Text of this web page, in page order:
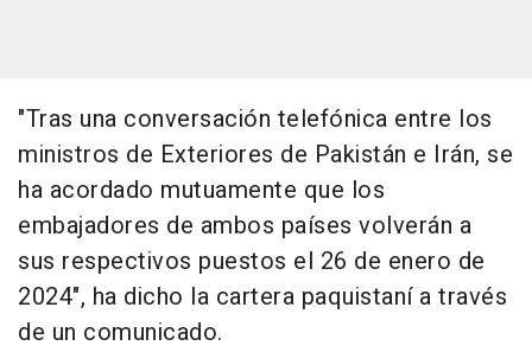
"Tras una conversación telefónica entre los
ministros de Exteriores de Pakistán e Irán, se
ha acordado mutuamente que los
embajadores de ambos países volverán a
sus respectivos puestos el 26 de enero de
2024", ha dicho la cartera paquistaní a través
de un comunicado.